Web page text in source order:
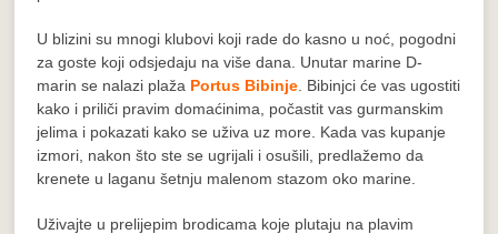
U blizini su mnogi klubovi koji rade do kasno u noć, pogodni
za goste koji odsjedaju na više dana. Unutar marine D-
marin se nalazi plaža Portus Bibinje . Bibinjci će vas ugostiti
kako i priliči pravim domaćinima, počastit vas gurmanskim
jelima i pokazati kako se uživa uz more. Kada vas kupanje
izmori, nakon što ste se ugrijali i osušili, predlažemo da
krenete u laganu šetnju malenom stazom oko marine.
Uživajte u prelijepim brodicama koje plutaju na plavim